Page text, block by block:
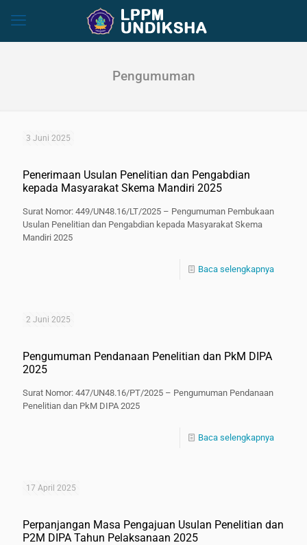
Pengumuman
3 Juni 2025
Penerimaan Usulan Penelitian dan Pengabdian
kepada Masyarakat Skema Mandiri 2025
Surat Nomor: 449/UN48.16/LT/2025 – Pengumuman Pembukaan
Usulan Penelitian dan Pengabdian kepada Masyarakat Skema
Mandiri 2025
Baca selengkapnya
2 Juni 2025
Pengumuman Pendanaan Penelitian dan PkM DIPA
2025
Surat Nomor: 447/UN48.16/PT/2025 – Pengumuman Pendanaan
Penelitian dan PkM DIPA 2025
Baca selengkapnya
17 April 2025
Perpanjangan Masa Pengajuan Usulan Penelitian dan
P2M DIPA Tahun Pelaksanaan 2025